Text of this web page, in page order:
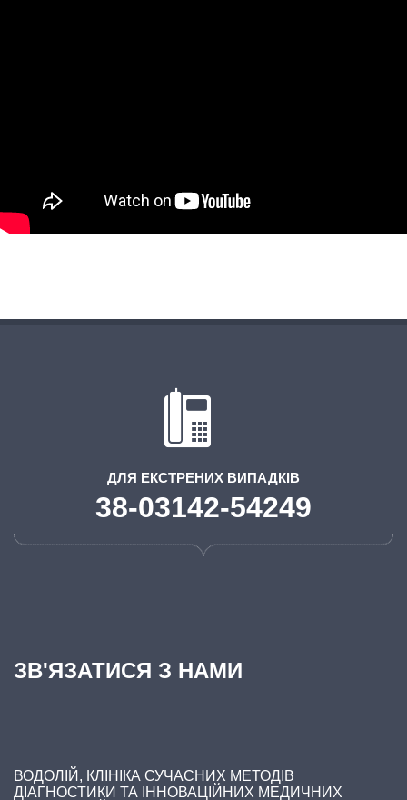
ДЛЯ ЕКСТРЕНИХ ВИПАДКІВ
38-03142-54249
ЗВ'ЯЗАТИСЯ З НАМИ
ВОДОЛІЙ, КЛІНІКА СУЧАСНИХ МЕТОДІВ
ДІАГНОСТИКИ ТА ІННОВАЦІЙНИХ МЕДИЧНИХ